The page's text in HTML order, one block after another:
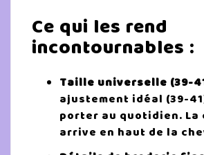
Ce qui les rend
incontournables :
Taille universelle (39-
ajustement idéal (39-
porter au quotidien. La
arrive en haut de la